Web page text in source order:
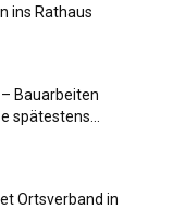
ins Rathaus
Bauarbeiten
spätestens...
Ortsverband in